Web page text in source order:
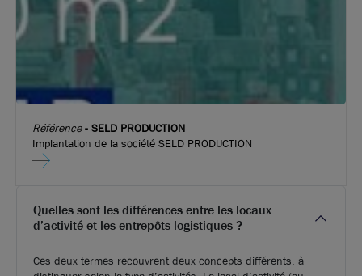
Référence- SELD PRODUCTION
Implantation de la société SELD PRODUCTION
Quelles sont les différences entre les locaux
d’activité et les entrepôts logistiques ?
Ces deux termes recouvrent deux concepts différents, à